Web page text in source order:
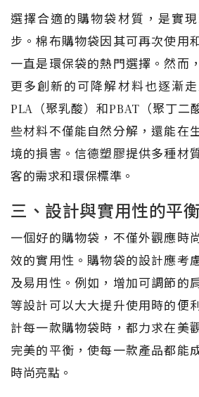
選擇合適的購物袋材質，是實
步。棉布購物袋因其可再次使用
一直是環保袋的熱門選擇。然而
更多創新的可降解材料也逐漸
PLA（聚乳酸）和PBAT（聚丁二
些材料不僅能自然分解，還能在
境的損害。信德塑膠提供多種材
客的需求和環保標準。
三、設計與實用性的平衡
一個好的購物袋，不僅外觀應時
效的實用性。購物袋的設計應考
及易用性。例如，增加可調節的
等設計可以大大提升使用時的便
計每一款購物袋時，都力求在美
完美的平衡，使每一款產品都能
時尚亮點。